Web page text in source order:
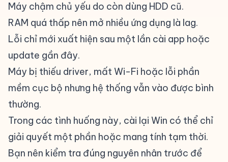
Máy chậm chủ yếu do còn dùng HDD cũ.
RAM quá thấp nên mở nhiều ứng dụng là lag.
Lỗi chỉ mới xuất hiện sau một lần cài app hoặc
update gần đây.
Máy bị thiếu driver, mất Wi-Fi hoặc lỗi phần
mềm cục bộ nhưng hệ thống vẫn vào được bình
thường.
Trong các tình huống này, cài lại Win có thể chỉ
giải quyết một phần hoặc mang tính tạm thời.
Bạn nên kiểm tra đúng nguyên nhân trước để